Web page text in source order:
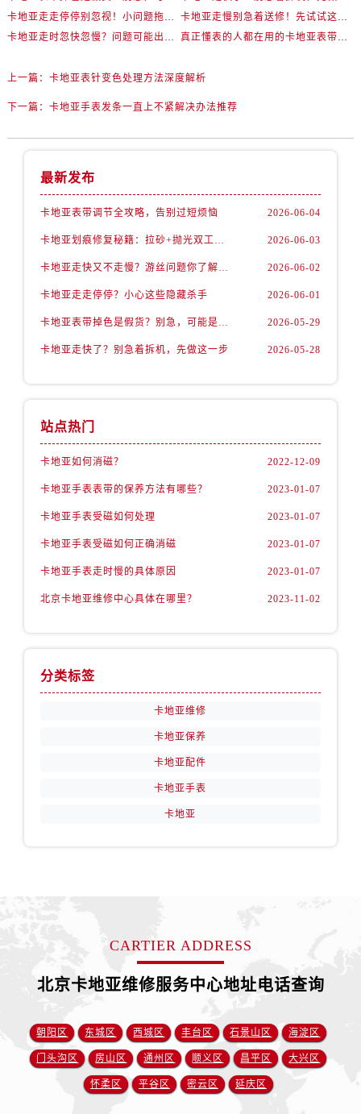
卡地亚走走停停别忽视！小问题拖成大修很烧钱
卡地亚走慢别急着送修！先试试这些方法
卡地亚走时忽快忽慢？问题可能出在你睡觉时！
真正懂表的人都在用的卡地亚表带调节技巧
上一篇： 卡地亚表针变色处理方法深度解析
下一篇： 卡地亚手表发条一直上不紧解决办法推荐
最新发布
卡地亚表带调节全攻略，告别过短烦恼 2026-06-04
卡地亚划痕修复秘籍：拉砂+抛光双工艺还原如新 2026-06-03
卡地亚走快又不走慢？游丝问题你了解多少？ 2026-06-02
卡地亚走走停停？小心这些隐藏杀手 2026-06-01
卡地亚表带掉色是假货？别急，可能是这些日常习惯惹的祸 2026-05-29
卡地亚走快了？别急着拆机，先做这一步 2026-05-28
站点热门
卡地亚如何消磁？ 2022-12-09
卡地亚手表表带的保养方法有哪些？ 2023-01-07
卡地亚手表受磁如何处理 2023-01-07
卡地亚手表受磁如何正确消磁 2023-01-07
卡地亚手表走时慢的具体原因 2023-01-07
北京卡地亚维修中心具体在哪里？ 2023-11-02
分类标签
卡地亚维修
卡地亚保养
卡地亚配件
卡地亚手表
卡地亚
CARTIER ADDRESS
北京卡地亚维修服务中心地址电话查询
朝阳区 东城区 西城区 丰台区 石景山区 海淀区
门头沟区 房山区 通州区 顺义区 昌平区 大兴区
怀柔区 平谷区 密云区 延庆区